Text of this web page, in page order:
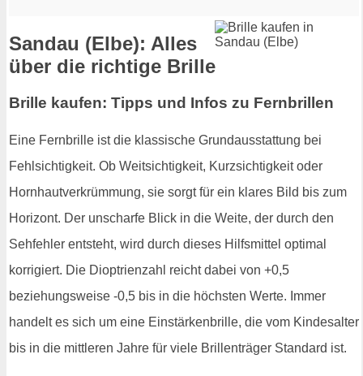
Sandau (Elbe): Alles
über die richtige Brille
Brille kaufen: Tipps und Infos zu Fernbrillen
Eine Fernbrille ist die klassische Grundausstattung bei
Fehlsichtigkeit. Ob Weitsichtigkeit, Kurzsichtigkeit oder
Hornhautverkrümmung, sie sorgt für ein klares Bild bis zum
Horizont. Der unscharfe Blick in die Weite, der durch den
Sehfehler entsteht, wird durch dieses Hilfsmittel optimal
korrigiert. Die Dioptrienzahl reicht dabei von +0,5
beziehungsweise -0,5 bis in die höchsten Werte. Immer
handelt es sich um eine Einstärkenbrille, die vom Kindesalter
bis in die mittleren Jahre für viele Brillenträger Standard ist.